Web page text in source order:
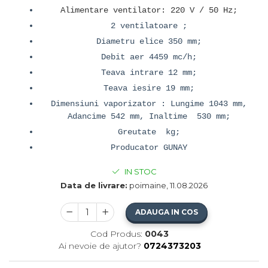
Alimentare ventilator: 220 V / 50 Hz;
2 ventilatoare ;
Diametru elice 350 mm;
Debit aer 4459 mc/h;
Teava intrare 12 mm;
Teava iesire 19 mm;
Dimensiuni vaporizator : Lungime 1043 mm,
Adancime 542 mm, Inaltime 530 mm;
Greutate kg;
Producator GUNAY
IN STOC
Data de livrare: poimaine, 11.08.2026
ADAUGA IN COS
Cod Produs: 0043
Ai nevoie de ajutor? 0724373203